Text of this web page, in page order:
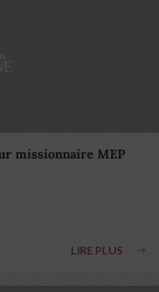
missionnaire MEP
LIRE PLUS